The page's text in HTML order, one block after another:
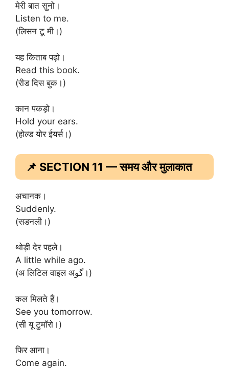
मेरी बात सुनो।
Listen to me.
(लिसन टू मी।)
यह किताब पढ़ो।
Read this book.
(रीड दिस बुक।)
कान पकड़ो।
Hold your ears.
(होल्ड योर ईयर्स।)
📌 SECTION 11 — समय और मुलाकात
अचानक।
Suddenly.
(सडनली।)
थोड़ी देर पहले।
A little while ago.
(अ लिटिल वाइल अگو।)
कल मिलते हैं।
See you tomorrow.
(सी यू टुमॉरो।)
फिर आना।
Come again.